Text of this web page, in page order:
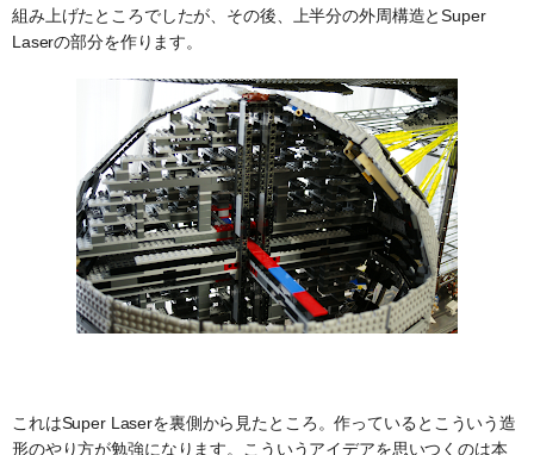
組み上げたところでしたが、その後、上半分の外周構造とSuper
Laserの部分を作ります。
これはSuper Laserを裏側から見たところ。作っているとこういう造
形のやり方が勉強になります。こういうアイデアを思いつくのは本